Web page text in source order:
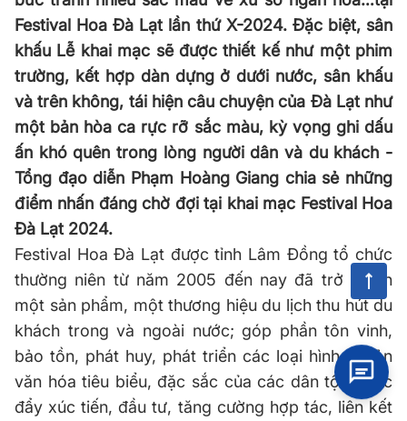
Festival Hoa Đà Lạt lần thứ X-2024. Đặc biệt, sân
khấu Lễ khai mạc sẽ được thiết kế như một phim
trường, kết hợp dàn dựng ở dưới nước, sân khấu
và trên không, tái hiện câu chuyện của Đà Lạt như
một bản hòa ca rực rỡ sắc màu, kỳ vọng ghi dấu
ấn khó quên trong lòng người dân và du khách -
Tổng đạo diễn Phạm Hoàng Giang chia sẻ những
điểm nhấn đáng chờ đợi tại khai mạc Festival Hoa
Đà Lạt 2024.
Festival Hoa Đà Lạt được tỉnh Lâm Đồng tổ chức
thường niên từ năm 2005 đến nay đã trở thành
một sản phẩm, một thương hiệu du lịch thu hút du
khách trong và ngoài nước; góp phần tôn vinh,
bảo tồn, phát huy, phát triển các loại hình di sản
văn hóa tiêu biểu, đặc sắc của các dân tộc; thúc
đẩy xúc tiến, đầu tư, tăng cường hợp tác, liên kết